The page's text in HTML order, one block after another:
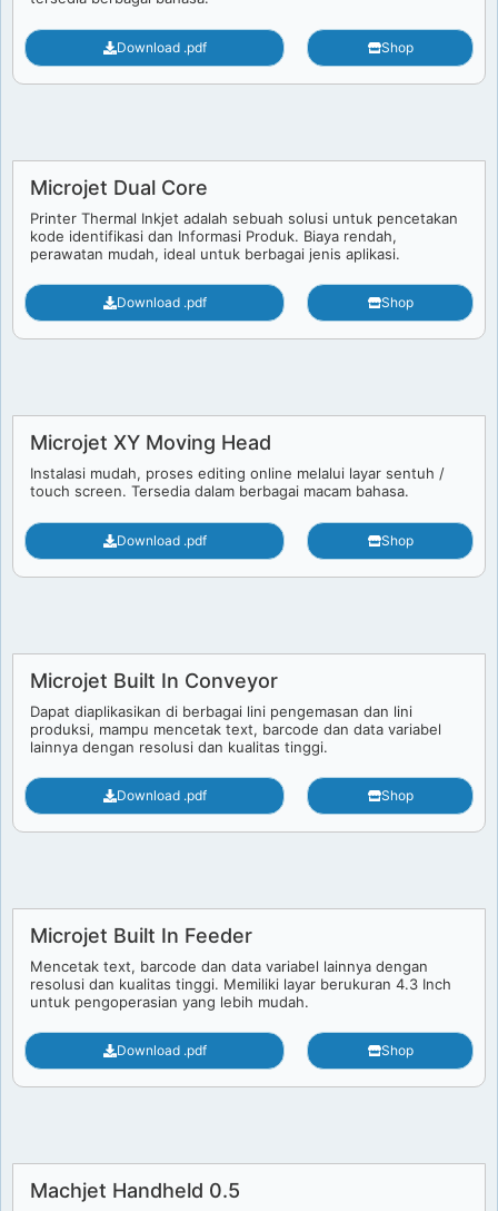
Download .pdf Shop
Microjet Dual Core
Printer Thermal Inkjet adalah sebuah solusi untuk pencetakan
kode identifikasi dan Informasi Produk. Biaya rendah,
perawatan mudah, ideal untuk berbagai jenis aplikasi.
Download .pdf Shop
Microjet XY Moving Head
Instalasi mudah, proses editing online melalui layar sentuh /
touch screen. Tersedia dalam berbagai macam bahasa.
Download .pdf Shop
Microjet Built In Conveyor
Dapat diaplikasikan di berbagai lini pengemasan dan lini
produksi, mampu mencetak text, barcode dan data variabel
lainnya dengan resolusi dan kualitas tinggi.
Download .pdf Shop
Microjet Built In Feeder
Mencetak text, barcode dan data variabel lainnya dengan
resolusi dan kualitas tinggi. Memiliki layar berukuran 4.3 Inch
untuk pengoperasian yang lebih mudah.
Download .pdf Shop
Machjet Handheld 0.5